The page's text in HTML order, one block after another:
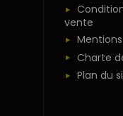
vente
Charte
Plan du